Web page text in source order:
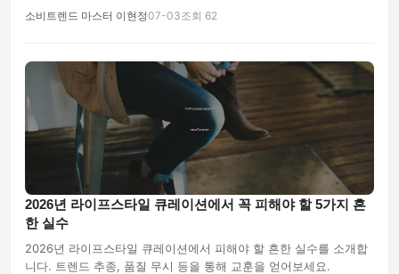
소비트렌드 마스터 이현정07-03조회 62
2026년 라이프스타일 큐레이션에서 꼭 피해야 할 5가지 흔
한 실수
2026년 라이프스타일 큐레이션에서 피해야 할 흔한 실수를 소개합
니다. 트렌드 추종, 품질 무시 등을 통해 교훈을 얻어보세요.